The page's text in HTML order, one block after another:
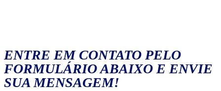
ENTRE EM CONTATO PELO
FORMULÁRIO ABAIXO E ENVIE
SUA MENSAGEM!